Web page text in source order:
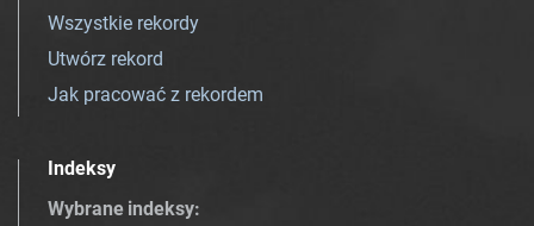
Wszystkie rekordy
Utwórz rekord
Jak pracować z rekordem
Indeksy
Wybrane indeksy: